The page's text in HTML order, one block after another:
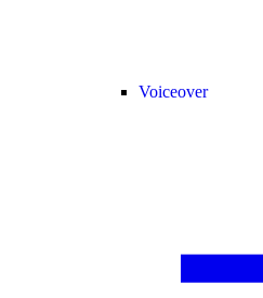
Voiceover